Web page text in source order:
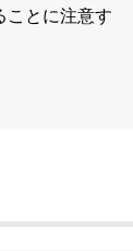
ことに注意す